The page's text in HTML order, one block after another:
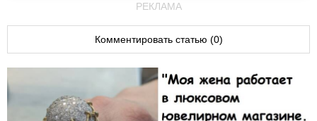
РЕКЛАМА
Комментировать статью (0)